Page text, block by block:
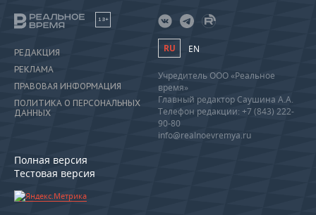
18+
РЕДАКЦИЯ
РЕКЛАМА
ПРАВОВАЯ ИНФОРМАЦИЯ
ПОЛИТИКА О ПЕРСОНАЛЬНЫХ
ДАННЫХ
Полная версия
Тестовая версия
RU EN
Учредитель ООО «Реальное
время»
Главный редактор Саушина А.А.
Телефон редакции: +7 (843) 222-
90-80
info@realnoevremya.ru